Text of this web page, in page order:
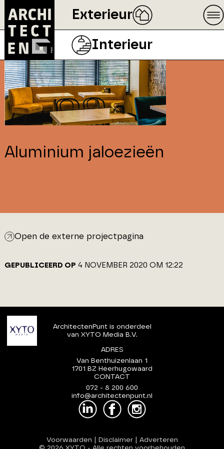
Exterieur
Interieur
Aluminium jaloezieën
Open de externe projectpagina
GEPUBLICEERD OP 4 NOVEMBER 2020 OM 12:22
ArchitectenPunt is onderdeel
van XYTO Media B.V.
ADRES
Van Benthuizenlaan 1
1701 BZ Heerhugowaard
CONTACT
072 - 8 200 600
info@architectenpunt.nl
Voorwaarden Disclaimer| Adverteren